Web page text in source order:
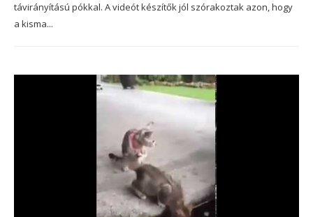
távirányítású pókkal. A videót készítők jól szórakoztak azon, hogy
a kisma...